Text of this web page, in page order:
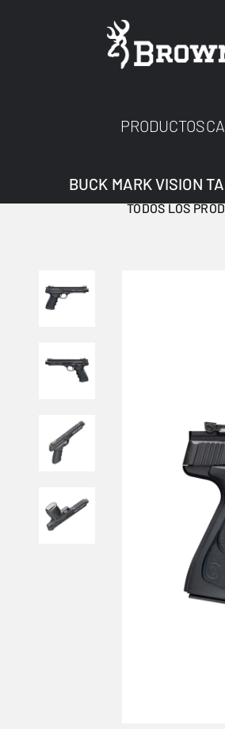
PRODUCTOS
TODOS LOS